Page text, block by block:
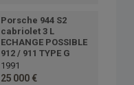
Porsche 944 S2
cabriolet 3 L
ECHANGE POSSIBLE
912 / 911 TYPE G
1991
25 000 €